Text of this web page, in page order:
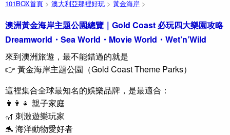
101BOX首頁 > 澳大利亞那裡好玩 > 黃金海岸 >
澳洲黃金海岸主題公園總覽｜Gold Coast 必玩四大樂園攻略
Dreamworld・Sea World・Movie World・Wet’n’Wild
來到澳洲旅遊，最不能錯過的就是
👉 黃金海岸主題公園（Gold Coast Theme Parks）
這裡集合全球最知名的娛樂品牌，是最適合：
👨‍👩‍👧 親子家庭
🎢 刺激遊樂玩家
🐬 海洋動物愛好者